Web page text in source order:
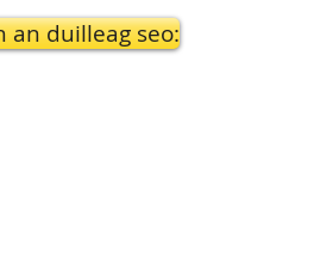
an duilleag seo: